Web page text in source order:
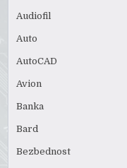
Audiofil
Auto
AutoCAD
Avion
Banka
Bard
Bezbednost